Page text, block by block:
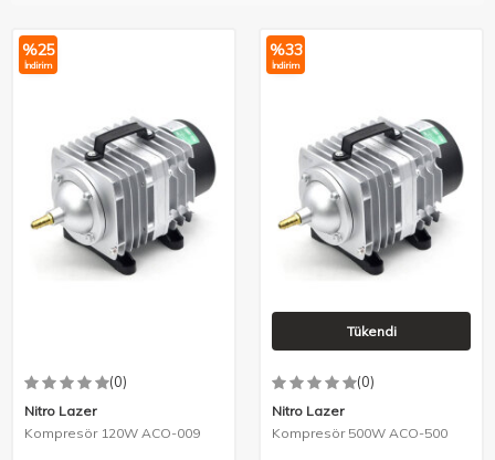
%25
İndirim
(0)
Nitro Lazer
Kompresör 120W ACO-009
%33
İndirim
Tükendi
(0)
Nitro Lazer
Kompresör 500W ACO-500